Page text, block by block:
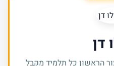
דן
הראשון כל תלמיד מקבל